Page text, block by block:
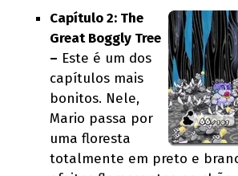
Capítulo 2: The
Great Boggly Tree
– Este é um dos
capítulos mais
bonitos. Nele,
Mario passa por
uma floresta
totalmente em preto e